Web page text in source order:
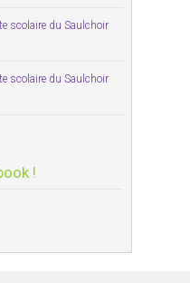
scolaire du Saulchoir
scolaire du Saulchoir
!